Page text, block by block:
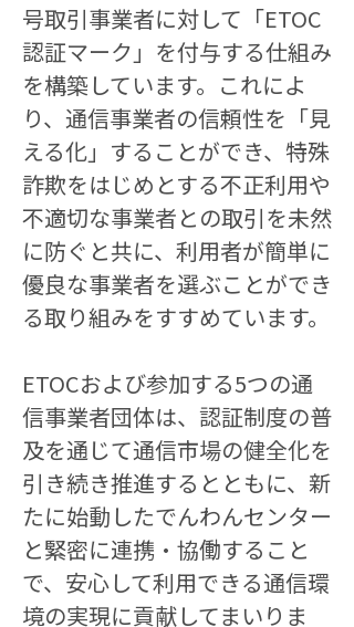
号取引事業者に対して「ETOC
認証マーク」を付与する仕組み
を構築しています。これによ
り、通信事業者の信頼性を「見
える化」することができ、特殊
詐欺をはじめとする不正利用や
不適切な事業者との取引を未然
に防ぐと共に、利用者が簡単に
優良な事業者を選ぶことができ
る取り組みをすすめています。
ETOCおよび参加する5つの通
信事業者団体は、認証制度の普
及を通じて通信市場の健全化を
引き続き推進するとともに、新
たに始動したでんわんセンター
と緊密に連携・協働すること
で、安心して利用できる通信環
境の実現に貢献してまいりま